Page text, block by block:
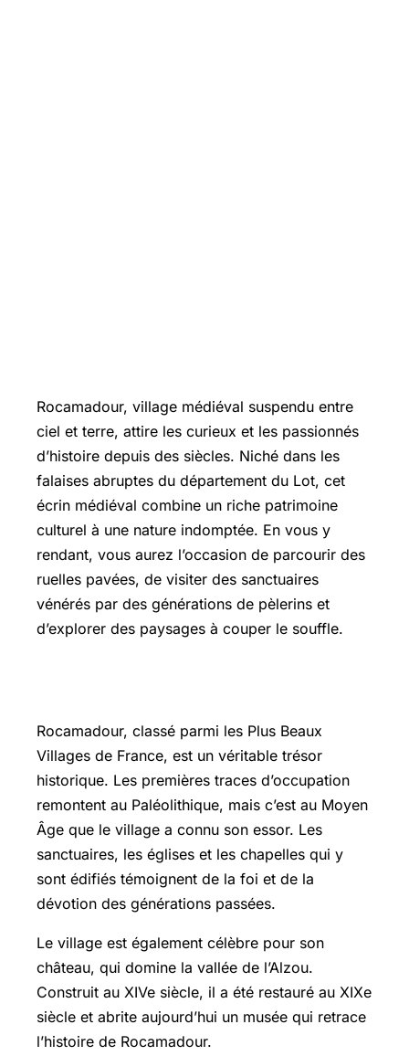
Rocamadour, village médiéval suspendu entre
ciel et terre, attire les curieux et les passionnés
d’histoire depuis des siècles. Niché dans les
falaises abruptes du département du Lot, cet
écrin médiéval combine un riche patrimoine
culturel à une nature indomptée. En vous y
rendant, vous aurez l’occasion de parcourir des
ruelles pavées, de visiter des sanctuaires
vénérés par des générations de pèlerins et
d’explorer des paysages à couper le souffle.
Rocamadour, classé parmi les Plus Beaux
Villages de France, est un véritable trésor
historique. Les premières traces d’occupation
remontent au Paléolithique, mais c’est au Moyen
Âge que le village a connu son essor. Les
sanctuaires, les églises et les chapelles qui y
sont édifiés témoignent de la foi et de la
dévotion des générations passées.
Le village est également célèbre pour son
château, qui domine la vallée de l’Alzou.
Construit au XIVe siècle, il a été restauré au XIXe
siècle et abrite aujourd’hui un musée qui retrace
l’histoire de Rocamadour.